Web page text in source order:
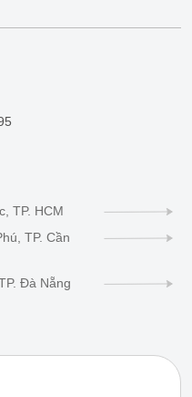
TP. HCM
TP. Cần
Đà Nẵng